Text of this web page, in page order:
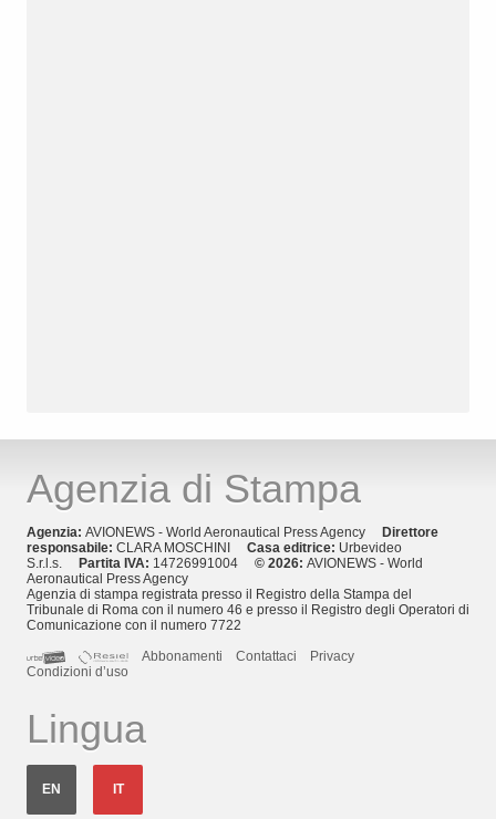
Agenzia di Stampa
Agenzia: AVIONEWS - World Aeronautical Press Agency
Direttore
responsabile: CLARA MOSCHINI Casa editrice: Urbevideo
S.r.l.s.
Partita IVA: 14726991004 © 2026: AVIONEWS - World
Aeronautical Press Agency
Agenzia di stampa registrata presso il Registro della Stampa del
Tribunale di Roma con il numero 46 e presso il Registro degli Operatori di
Comunicazione con il numero 7722
Abbonamenti
Contattaci
Privacy
Condizioni d’uso
Lingua
EN IT